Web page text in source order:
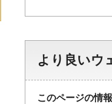
より良いウ
このページの情